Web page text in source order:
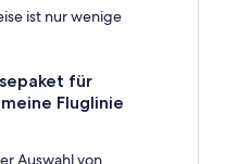
ist nur wenige
für
Fluglinie
Auswahl von